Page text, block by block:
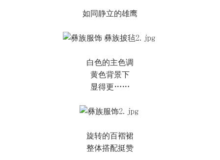
如同静立的雄鹰
白色的主色调
黄色背景下
显得更……
旋转的百褶裙
整体搭配挺赞